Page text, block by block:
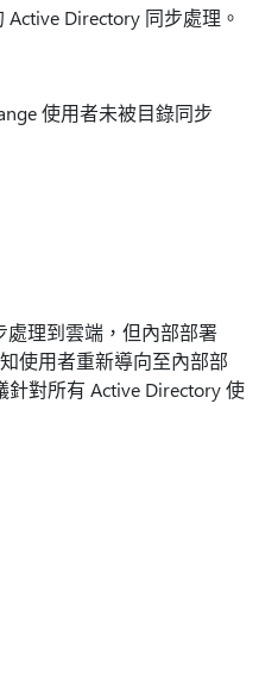
Directory 同步處理。
使用者未被目錄同步
處理到雲端，但內部部署
使用者重新導向至內部部
對所有 Active Directory 使